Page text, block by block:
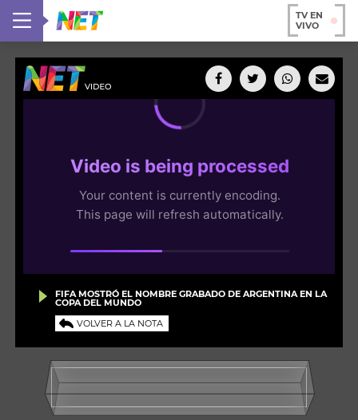
TV EN
VIVO
FIFA MOSTRÓ EL NOMBRE GRABADO DE ARGENTINA EN LA
COPA DEL MUNDO
VOLVER A LA NOTA